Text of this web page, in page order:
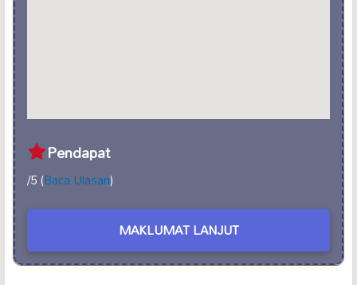
Pendapat
/5 (Baca Ulasan)
MAKLUMAT LANJUT